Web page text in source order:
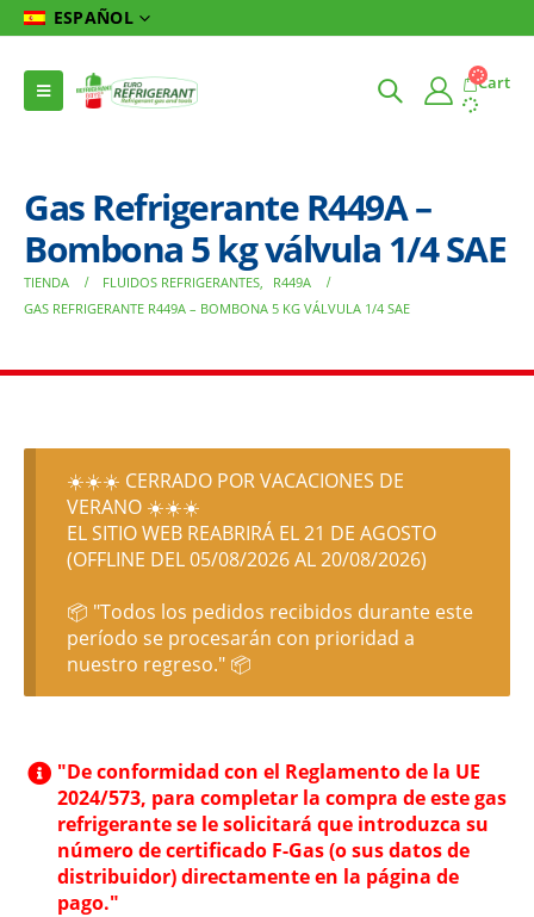
ESPAÑOL
Cart
Gas Refrigerante R449A –
Bombona 5 kg válvula 1/4 SAE
TIENDA FLUIDOS REFRIGERANTES,
R449A
GAS REFRIGERANTE R449A – BOMBONA 5 KG VÁLVULA 1/4 SAE
☀️☀️☀️ CERRADO POR VACACIONES DE
VERANO ☀️☀️☀️
EL SITIO WEB REABRIRÁ EL 21 DE AGOSTO
(OFFLINE DEL 05/08/2026 AL 20/08/2026)
📦 "Todos los pedidos recibidos durante este
período se procesarán con prioridad a
nuestro regreso." 📦
"De conformidad con el Reglamento de la UE
2024/573, para completar la compra de este gas
refrigerante se le solicitará que introduzca su
número de certificado F-Gas (o sus datos de
distribuidor) directamente en la página de
pago."